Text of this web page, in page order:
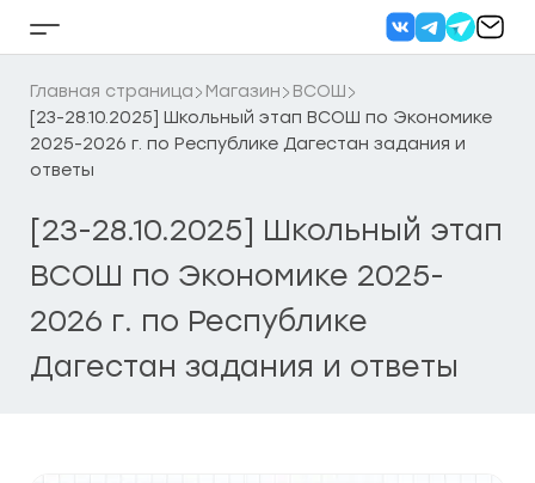
Кнопка
бокового
меню
Главная страница Магазин
ВСОШ
[23-28.10.2025] Школьный этап ВСОШ по Экономике
2025-2026 г. по Республике Дагестан задания и
ответы
[23-28.10.2025] Школьный этап
ВСОШ по Экономике 2025-
2026 г. по Республике
Дагестан задания и ответы